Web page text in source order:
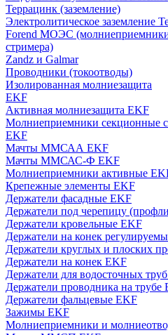
Террацинк (заземление)
Электролитическое заземление
Forend МОЭС
стримера)
Zandz и Galmar
Проводники (токоотводы)
Изолированная молниезащита
EKF
Активная молниезащита EKF
Молниеприемники секционные
EKF
Мачты ММСАА EKF
Мачты ММСАС-Ф EKF
Молниеприемники активные
Крепежные элементы EKF
Держатели фасадные EKF
Держатели под черепицу
Держатели кровельные EKF
Держатели на конек
Держатели круглых и плоских
Держатели на конек EKF
Держатели для водосточных
Держатели проводника на трубе
Держатели фальцевые EKF
Зажимы EKF
Молниеприемники и